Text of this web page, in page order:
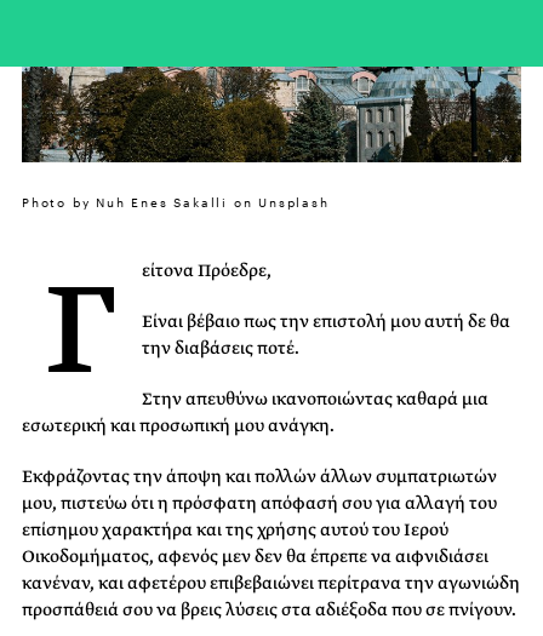
Photo by Nuh Enes Sakalli on Unsplash
Γ είτονα Πρόεδρε,
Είναι βέβαιο πως την επιστολή μου αυτή δε θα
την διαβάσεις ποτέ.
Στην απευθύνω ικανοποιώντας καθαρά μια
εσωτερική και προσωπική μου ανάγκη.
Εκφράζοντας την άποψη και πολλών άλλων συμπατριωτών
μου, πιστεύω ότι η πρόσφατη απόφασή σου για αλλαγή του
επίσημου χαρακτήρα και της χρήσης αυτού του Ιερού
Οικοδομήματος, αφενός μεν δεν θα έπρεπε να αιφνιδιάσει
κανέναν, και αφετέρου επιβεβαιώνει περίτρανα την αγωνιώδη
προσπάθειά σου να βρεις λύσεις στα αδιέξοδα που σε πνίγουν.